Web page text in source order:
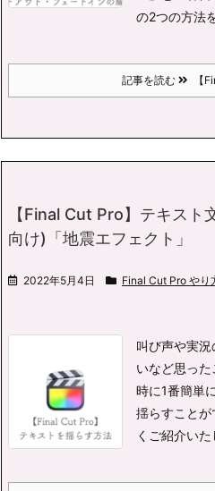
の2つの方法
記事を読む 【
【Final Cut Pro】テキスト
向け)「地震エフェクト」
2022年5月4日 Final Cut Pro やり
叫び声や実
いなど思っ
時に1番簡単
揺らすことが
くご紹介いた